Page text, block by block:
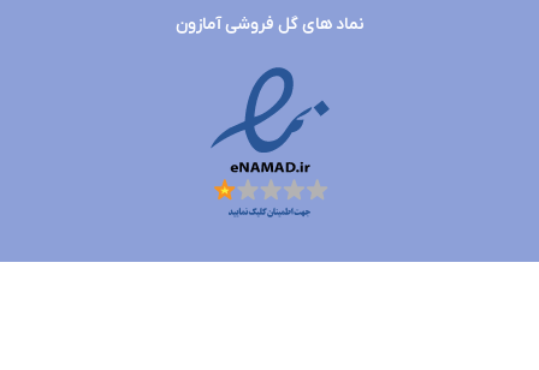
نماد های گل فروشی آمازون